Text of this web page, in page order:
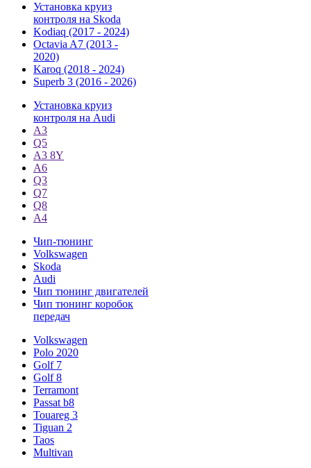
Установка круиз
контроля на Skoda
Kodiaq (2017 - 2024)
Octavia A7 (2013 -
2020)
Karoq (2018 - 2024)
Superb 3 (2016 - 2026)
Установка круиз
контроля на Audi
A3
Q5
А3 8Y
A6
Q3
Q7
Q8
A4
Чип-тюнинг
Volkswagen
Skoda
Audi
Чип тюнинг двигателей
Чип тюнинг коробок
передач
Volkswagen
Polo 2020
Golf 7
Golf 8
Terramont
Passat b8
Touareg 3
Tiguan 2
Taos
Multivan